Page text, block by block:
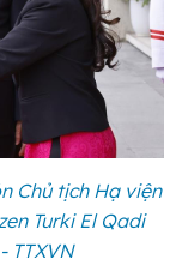
Chủ tịch Hạ viện
Turki El Qadi
TTXVN